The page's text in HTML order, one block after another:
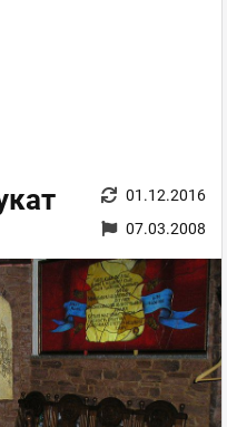
01.12.2016
07.03.2008